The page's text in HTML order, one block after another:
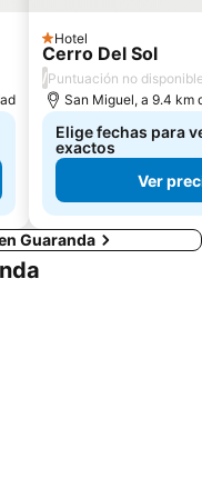
1 Estrellas
Hotel
Cerro Del Sol
/Puntuación no
San Miguel, a 9.4 km
Elige fechas para
exactos
Ver
Guaranda